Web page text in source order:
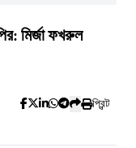
মির্জা ফখরুল
প্রিন্ট